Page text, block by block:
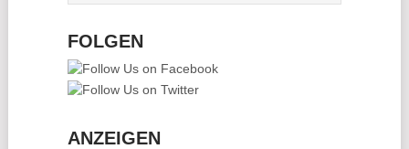
FOLGEN
ANZEIGEN